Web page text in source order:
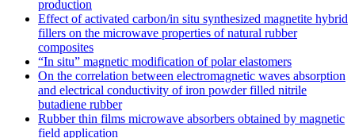
production
Effect of activated carbon/in situ synthesized magnetite hybrid
fillers on the microwave properties of natural rubber
composites
“In situ” magnetic modification of polar elastomers
On the correlation between electromagnetic waves absorption
and electrical conductivity of iron powder filled nitrile
butadiene rubber
Rubber thin films microwave absorbers obtained by magnetic
field application